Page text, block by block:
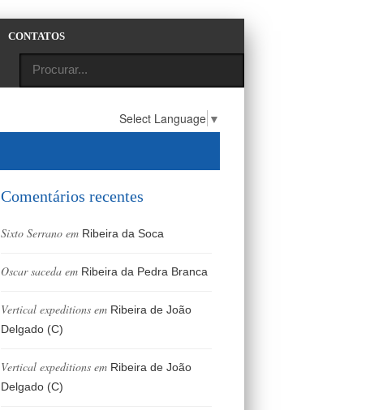
CONTATOS
Select Language ▼
Comentários recentes
Sixto Serrano em Ribeira da Soca
Oscar saceda em Ribeira da Pedra Branca
Vertical expeditions em Ribeira de João
Delgado (C)
Vertical expeditions em Ribeira de João
Delgado (C)